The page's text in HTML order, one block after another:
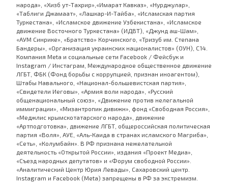
народа», «Хизб ут-Тахрир»,«Имарат Кавказ», «Нурджулар»,
«Таблиги Джамаат», «Лашкар-И-Тайба», «Исламская партия
Туркестана», «Исламское движение Узбекистана», «Исламское
движение Восточного Туркестана» (ИДВТ), «Джунд аш-Шам»,
«АУМ Синрике», «Братство» Корчинского, «Тризуб им. Степана
Бандеры», «Организация украинских националистов» (ОУН), С14.
Компания Meta и социальные сети Facebook / Фейсбук и
Instagram / Инстаграм, Международное общественное движение
ЛГБТ, ФБК (Фонд борьбы с коррупцией, признан иноагентом),
Штабы Навального, «Национал-большевистская партия»,
«Свидетели Иеговы», «Армия воли народа», «Русский
общенациональный союз», «Движение против нелегальной
иммиграции», «Мизантропик дивижн», фонд «Свободная Россия»,
«Меджлис крымскотатарского народа», движение
«Артподготовка», движение ЛГБТ, общероссийская политическая
партия «Воля», АУЕ, «Аль-Каида в странах исламского Магриба»,
«Сеть», «Колумбайн». В РФ признана нежелательной
деятельность «Открытой России», издания «Проект Медиа»,
«Съезд народных депутатов» и «Форум свободной России».
«Аналитический Центр Юрия Левады», Сахаровский центр.
Instagram и Facebook (Metа) запрещены в РФ за экстремизм.